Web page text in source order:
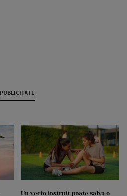
PUBLICITATE
Un vecin instruit poate salva o